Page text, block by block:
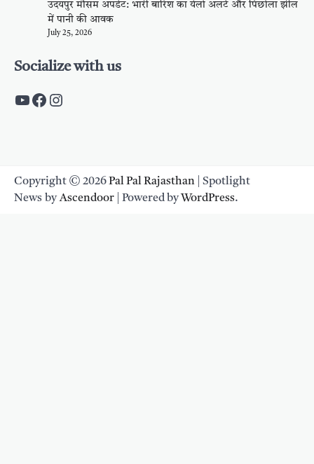
उदयपुर मौसम अपडेट: भारी बारिश का येलो अलर्ट और पिछोला झील
में पानी की आवक
July 25, 2026
Socialize with us
https://www.youtube.com/c/
https://www.facebook.com/
Instagram
Copyright © 2026Pal Pal Rajasthan | Spotlight
News byAscendoor | Powered byWordPress.